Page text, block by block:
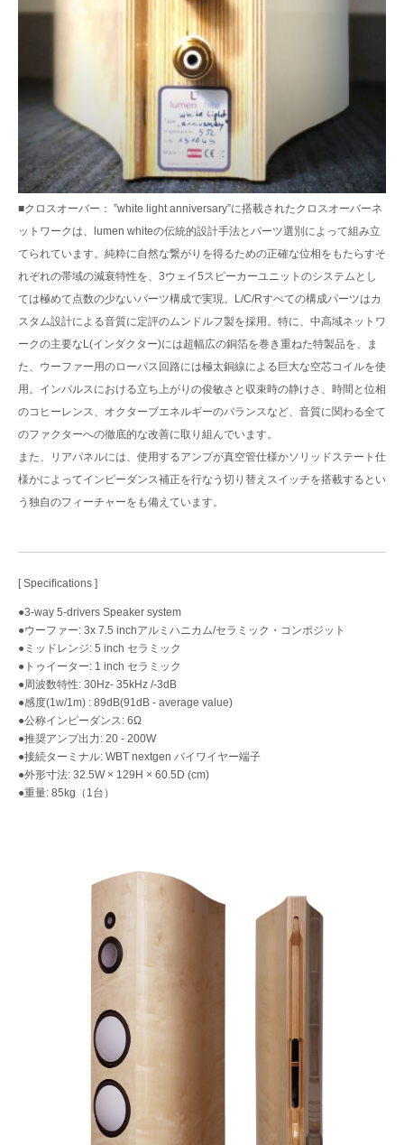
■クロスオーバー： ”white light anniversary”に搭載されたクロスオーバーネ
ットワークは、lumen whiteの伝統的設計手法とパーツ選別によって組み立
てられています。純粋に自然な繋がりを得るための正確な位相をもたらすそ
れぞれの帯域の減衰特性を、3ウェイ5スピーカーユニットのシステムとし
ては極めて点数の少ないパーツ構成で実現。L/C/Rすべての構成パーツはカ
スタム設計による音質に定評のムンドルフ製を採用。特に、中高域ネットワ
ークの主要なL(インダクター)には超幅広の銅箔を巻き重ねた特製品を、ま
た、ウーファー用のローパス回路には極太銅線による巨大な空芯コイルを使
用。インパルスにおける立ち上がりの俊敏さと収束時の静けさ、時間と位相
のコヒーレンス、オクターブエネルギーのバランスなど、音質に関わる全て
のファクターへの徹底的な改善に取り組んでいます。
また、リアパネルには、使用するアンプが真空管仕様かソリッドステート仕
様かによってインピーダンス補正を行なう切り替えスイッチを搭載するとい
う独自のフィーチャーをも備えています。
[ Speciﬁcations ]
●3-way 5-drivers Speaker system
●ウーファー: 3x 7.5 inchアルミハニカム/セラミック・コンポジット
●ミッドレンジ: 5 inch セラミック
●トゥイーター: 1 inch セラミック
●周波数特性: 30Hz- 35kHz /-3dB
●感度(1w/1m) : 89dB(91dB - average value)
●公称インピーダンス: 6Ω
●推奨アンプ出力: 20 - 200W
●接続ターミナル: WBT nextgen バイワイヤー端子
●外形寸法: 32.5W × 129H × 60.5D (cm)
●重量: 85kg（1台）